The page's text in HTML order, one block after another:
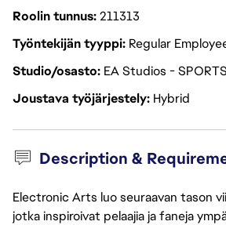
Roolin tunnus211313
Työntekijän tyyppi Regular
Studio/osasto EA Studios - SPORTS
Joustava työjärjestely Hybrid
Description &
Electronic Arts luo seuraavan tason
jotka inspiroivat pelaajia ja faneja